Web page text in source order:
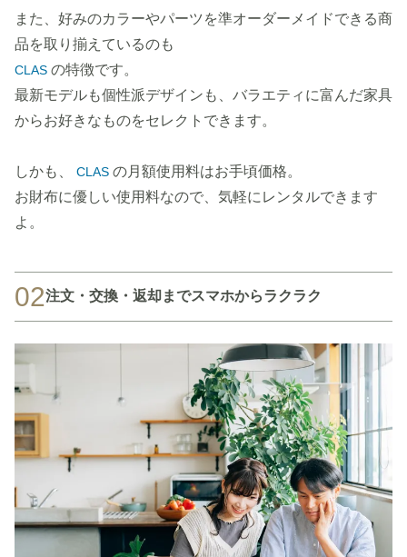
また、好みのカラーやパーツを準オーダーメイドできる商
品を取り揃えているのも
CLAS の特徴です。
最新モデルも個性派デザインも、バラエティに富んだ家具
からお好きなものをセレクトできます。
しかも、 CLAS の月額使用料はお手頃価格。
お財布に優しい使用料なので、気軽にレンタルできます
よ。
02注文・交換・返却までスマホからラクラク